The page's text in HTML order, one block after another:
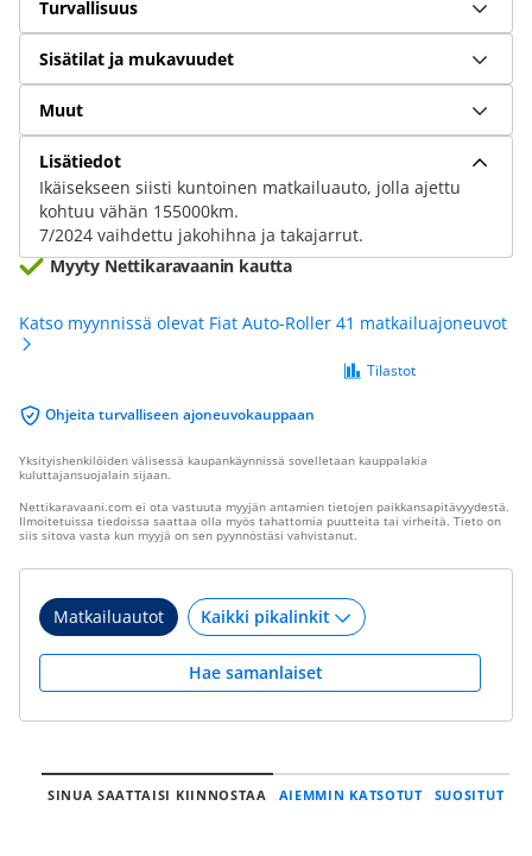
Turvallisuus
Sisätilat ja mukavuudet
Muut
Lisätiedot
Ikäisekseen siisti kuntoinen matkailuauto, jolla ajettu
kohtuu vähän 155000km.
7/2024 vaihdettu jakohihna ja takajarrut.
Myyty Nettikaravaanin kautta
Katso myynnissä olevat Fiat Auto-Roller 41 matkailuajoneuvot
Ohjeita turvalliseen ajoneuvokauppaan
Tilastot
Yksityishenkilöiden välisessä kaupankäynnissä sovelletaan kauppalakia
kuluttajansuojalain sijaan.
Nettikaravaani.com ei ota vastuuta myyjän antamien tietojen paikkansapitävyydestä.
Ilmoitetuissa tiedoissa saattaa olla myös tahattomia puutteita tai virheitä. Tieto on
siis sitova vasta kun myyjä on sen pyynnöstäsi vahvistanut.
Matkailuautot
Hae samanlaiset
SINUA SAATTAISI KIINNOSTAA AIEMMIN KATSOTUT SUOSITUT